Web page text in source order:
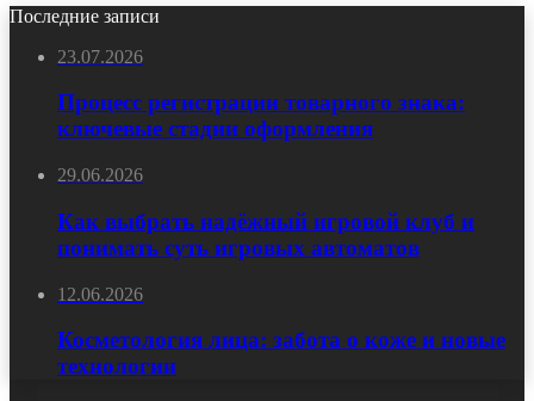
Последние записи
23.07.2026
Процесс регистрации товарного знака:
ключевые стадии оформления
29.06.2026
Как выбрать надёжный игровой клуб и
понимать суть игровых автоматов
12.06.2026
Косметология лица: забота о коже и новые
технологии